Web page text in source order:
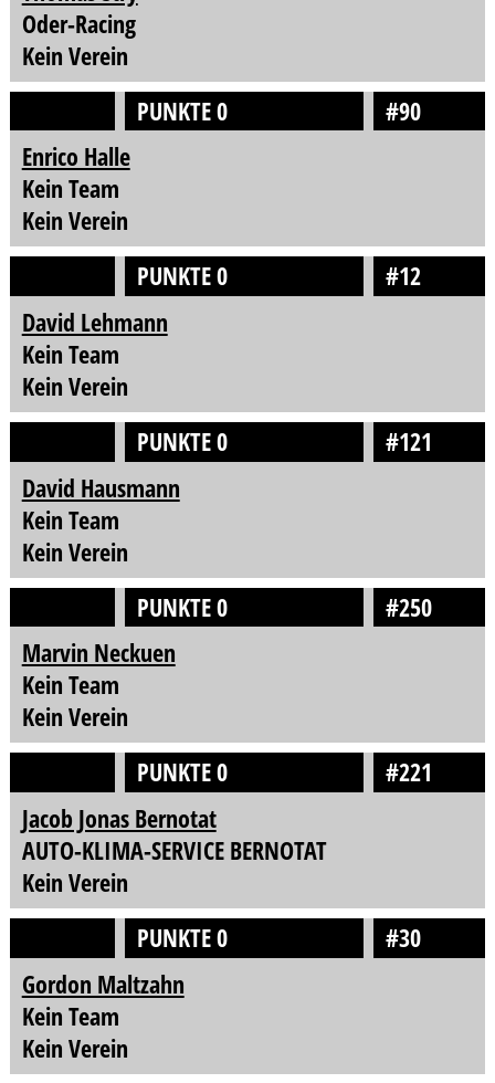
Oder-Racing
Kein Verein
PUNKTE 0
#90
Enrico Halle
Kein Team
Kein Verein
PUNKTE 0
#12
David Lehmann
Kein Team
Kein Verein
PUNKTE 0
#121
David Hausmann
Kein Team
Kein Verein
PUNKTE 0
#250
Marvin Neckuen
Kein Team
Kein Verein
PUNKTE 0
#221
Jacob Jonas Bernotat
AUTO-KLIMA-SERVICE BERNOTAT
Kein Verein
PUNKTE 0
#30
Gordon Maltzahn
Kein Team
Kein Verein